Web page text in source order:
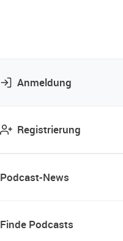
Anmeldung
Registrierung
Podcast-News
Finde Podcasts